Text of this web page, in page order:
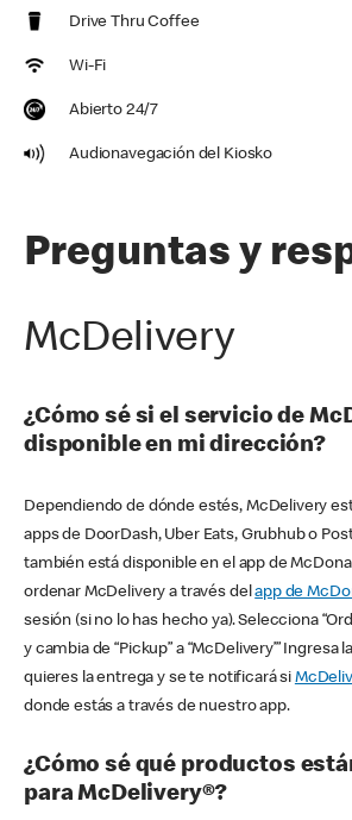
Drive Thru Coffee
Wi-Fi
Abierto 24/7
Audionavegación del Kiosko
Preguntas y
McDelivery
¿Cómo sé si el servicio de
disponible en mi dirección?
Dependiendo de dónde estés, McDelivery
apps de DoorDash, Uber Eats, Grubhub o
también está disponible en el app de
ordenar McDelivery a través delapp de
sesión (si no lo has hecho ya). Selecciona
y cambia de “Pickup” a “McDelivery’” Ingresa
quieres la entrega y se te notificará si
donde estás a través de nuestro app.
¿Cómo sé qué productos
para McDelivery®?